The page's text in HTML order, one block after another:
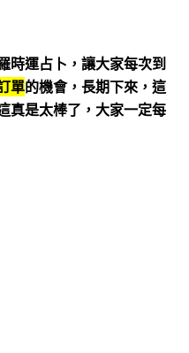
時運占卜，讓大家每次到
單的機會， 長期下來，這
真是太棒了， 大家一定每